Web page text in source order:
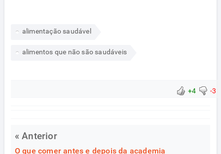
alimentação saudável
alimentos que não são saudáveis
+4 -3
« Anterior
O que comer antes e depois da academia